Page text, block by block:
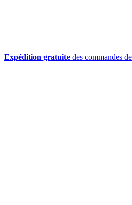
Expédition gratuite des commandes